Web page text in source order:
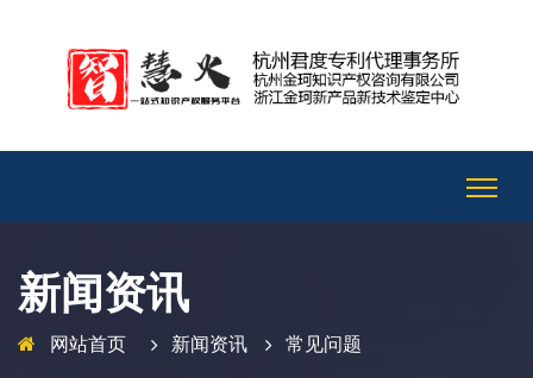
新闻资讯
网站首页 新闻资讯 常见问题